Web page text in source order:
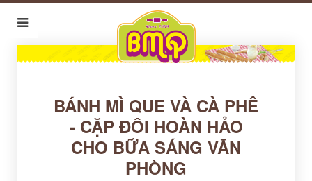
BÁNH MÌ QUE VÀ CÀ PHÊ
- CẶP ĐÔI HOÀN HẢO
CHO BỮA SÁNG VĂN
PHÒNG